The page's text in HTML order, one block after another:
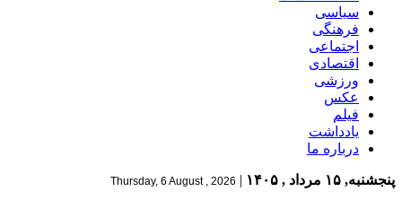
سیاسی
فرهنگی
اجتماعی
اقتصادی
ورزشی
عکس
فیلم
یادداشت
درباره ما
پنجشنبه, ۱۵ مرداد , ۱۴۰۵ |
Thursday, 6 August , 2026